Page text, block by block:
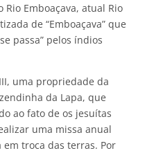
Emboaçava, atual Rio
de “Emboaçava” que
passa” pelos índios
uma propriedade da
da Lapa, que
ao fato de os jesuítas
uma missa anual
em troca das terras. Por